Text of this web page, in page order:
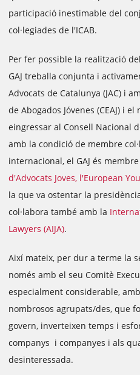
participació inestimable del
col·legiades de l'ICAB.
Per fer possible la realització
GAJ treballa conjunta i
Advocats de Catalunya (JAC) i
de Abogados Jóvenes (CEAJ) i
eingressar al Consell Nacional
amb la condició de membre
internacional, el GAJ és
d'Advocats Joves, l'European
la que va ostentar la
col·labora també amb la
Lawyers (AIJA).
Així mateix, per dur a terme la
només amb el seu Comitè
especialment considerable,
nombrosos agrupats/des, que
govern, inverteixen temps i
companys i companyes i als
desinteressada.